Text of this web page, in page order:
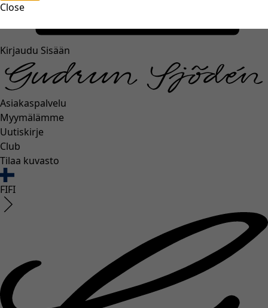
Kirjaudu Sisään
Asiakaspalvelu
Myymälämme
Uutiskirje
Club
Tilaa kuvasto
FIFI
Close